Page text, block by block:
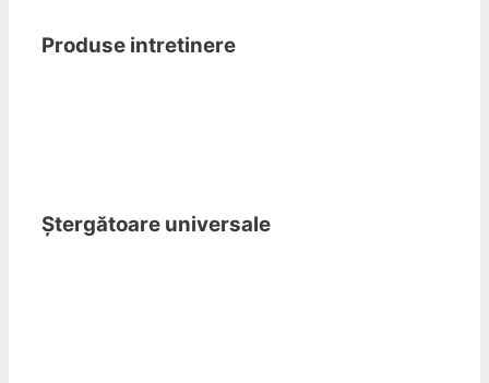
Produse intretinere
Ștergătoare universale